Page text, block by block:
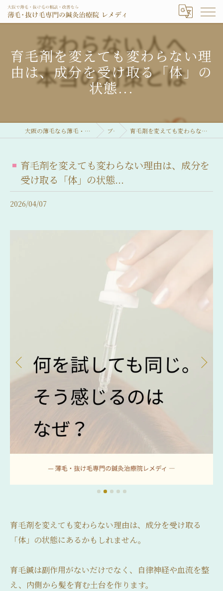
育毛剤を変えても変わらない理
由は、成分を受け取る「体」の
状態...
大阪の薄毛なら薄毛・抜け毛専門の鍼灸治療院 レメディ ブログ 育毛剤を変えても変わらない理由は、成分を受け取る「体」の状態...
育毛剤を変えても変わらない理由は、成分を
受け取る「体」の状態...
2026/04/07
育毛剤を変えても変わらない理由は、成分を受け取る
「体」の状態にあるかもしれません。
育毛鍼は副作用がないだけでなく、自律神経や血流を整
え、内側から髪を育む土台を作ります。